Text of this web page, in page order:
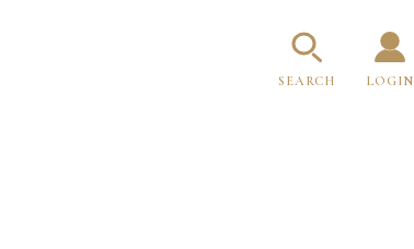
SEARCH LOGIN